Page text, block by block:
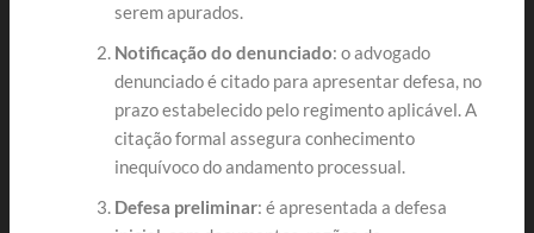
serem apurados.
Notificação do denunciado: o advogado
denunciado é citado para apresentar defesa, no
prazo estabelecido pelo regimento aplicável. A
citação formal assegura conhecimento
inequívoco do andamento processual.
Defesa preliminar: é apresentada a defesa